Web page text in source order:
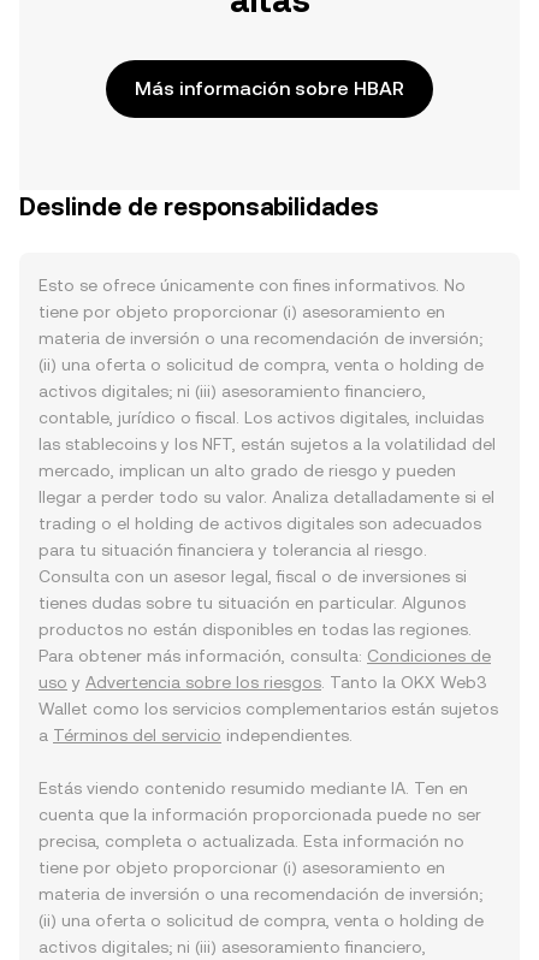
Más información sobre HBAR
Deslinde de responsabilidades
Esto se ofrece únicamente con fines informativos. No
tiene por objeto proporcionar (i) asesoramiento en
materia de inversión o una recomendación de inversión;
(ii) una oferta o solicitud de compra, venta o holding de
activos digitales; ni (iii) asesoramiento financiero,
contable, jurídico o fiscal. Los activos digitales, incluidas
las stablecoins y los NFT, están sujetos a la volatilidad del
mercado, implican un alto grado de riesgo y pueden
llegar a perder todo su valor. Analiza detalladamente si el
trading o el holding de activos digitales son adecuados
para tu situación financiera y tolerancia al riesgo.
Consulta con un asesor legal, fiscal o de inversiones si
tienes dudas sobre tu situación en particular. Algunos
productos no están disponibles en todas las regiones.
Para obtener más información, consulta: Condiciones de
uso y Advertencia sobre los riesgos . Tanto la OKX Web3
Wallet como los servicios complementarios están sujetos
a Términos del servicio independientes.
Estás viendo contenido resumido mediante IA. Ten en
cuenta que la información proporcionada puede no ser
precisa, completa o actualizada. Esta información no
tiene por objeto proporcionar (i) asesoramiento en
materia de inversión o una recomendación de inversión;
(ii) una oferta o solicitud de compra, venta o holding de
activos digitales; ni (iii) asesoramiento financiero,